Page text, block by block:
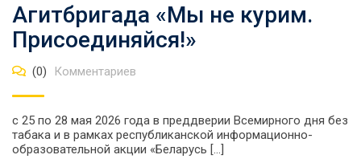
Агитбригада «Мы не курим.
Присоединяйся!»
(0) Комментариев
с 25 по 28 мая 2026 года в преддверии Всемирного дня без
табака и в рамках республиканской информационно-
образовательной акции «Беларусь […]